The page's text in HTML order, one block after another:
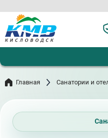
к
основному
содержанию
Главная Санатории и